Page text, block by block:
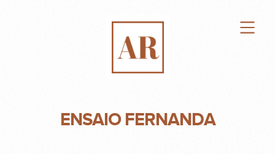
ENSAIO FERNANDA